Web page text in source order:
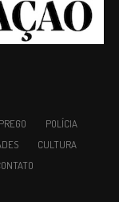
POLÍCIA
CULTURA